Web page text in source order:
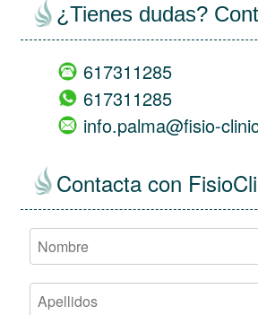
¿Tienes dudas?
617311285
617311285
info.palma@fisio-
Contacta con